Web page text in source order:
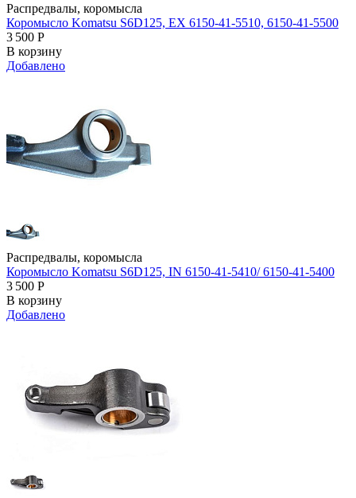
Распредвалы, коромысла
Коромысло Komatsu S6D125, EX 6150-41-5510, 6150-41-5500
3 500 Р
В корзину
Добавлено
Распредвалы, коромысла
Коромысло Komatsu S6D125, IN 6150-41-5410/ 6150-41-5400
3 500 Р
В корзину
Добавлено